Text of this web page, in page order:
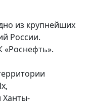
из крупнейших
России.
Ханты-